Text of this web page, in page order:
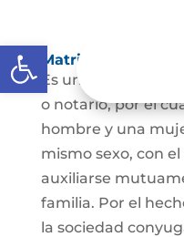
Abrir barra de
Matrimonio Civil
Es un contrato
o notario, por el
hombre y una
mismo sexo, con
auxiliarse
familia. Por el
la sociedad